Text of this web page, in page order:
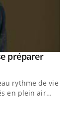
préparer
rythme de vie !
en plein air…